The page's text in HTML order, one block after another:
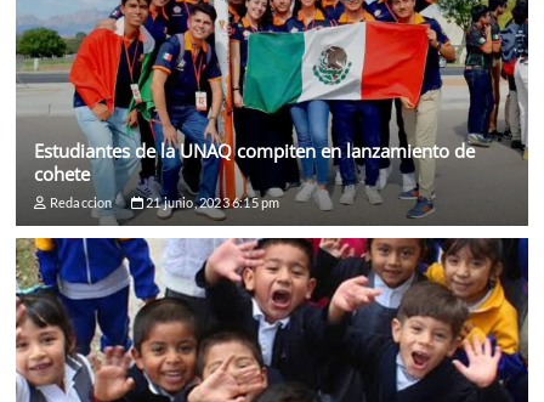
Estudiantes de la UNAQ compiten en lanzamiento de
cohete
Redaccion 21 junio, 2023 6:15 pm